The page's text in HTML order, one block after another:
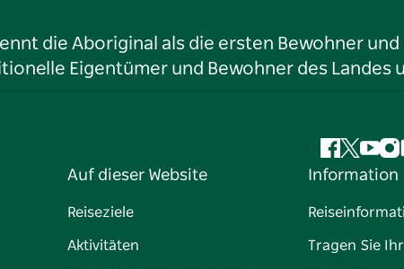
die Aboriginal als die ersten Bewohner
Eigentümer und Bewohner des Landes
Facebook
Twitter
Auf dieser Website
Reiseziele
Aktivitäten
Information
Tragen Sie